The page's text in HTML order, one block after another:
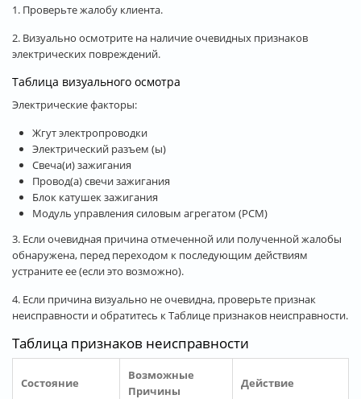
1. Проверьте жалобу клиента.
2. Визуально осмотрите на наличие очевидных признаков
электрических повреждений.
Таблица визуального осмотра
Электрические факторы:
Жгут электропроводки
Электрический разъем (ы)
Свеча(и) зажигания
Провод(а) свечи зажигания
Блок катушек зажигания
Модуль управления силовым агрегатом (PCM)
3. Если очевидная причина отмеченной или полученной жалобы
обнаружена, перед переходом к последующим действиям
устраните ее (если это возможно).
4. Если причина визуально не очевидна, проверьте признак
неисправности и обратитесь к Таблице признаков неисправности.
Таблица признаков неисправности
Состояние
Возможные
Причины
Действие